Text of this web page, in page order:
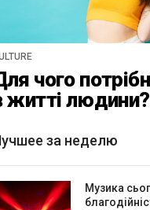
чого
житті людини?
за неделю
Музика